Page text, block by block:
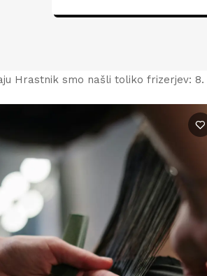
Hrastnik smo našli toliko frizerjev: 8.